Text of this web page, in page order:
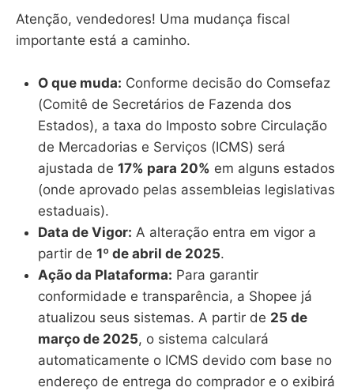
Atenção, vendedores! Uma mudança fiscal
importante está a caminho.
O que muda: Conforme decisão do Comsefaz
(Comitê de Secretários de Fazenda dos
Estados), a taxa do Imposto sobre Circulação
de Mercadorias e Serviços (ICMS) será
ajustada de 17% para 20% em alguns estados
(onde aprovado pelas assembleias legislativas
estaduais).
Data de Vigor: A alteração entra em vigor a
partir de 1º de abril de 2025.
Ação da Plataforma: Para garantir
conformidade e transparência, a Shopee já
atualizou seus sistemas. A partir de 25 de
março de 2025, o sistema calculará
automaticamente o ICMS devido com base no
endereço de entrega do comprador e o exibirá